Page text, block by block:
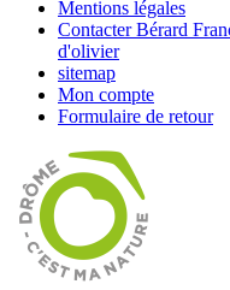
Mentions légales
Contacter Bérard
d'olivier
sitemap
Mon compte
Formulaire de retour